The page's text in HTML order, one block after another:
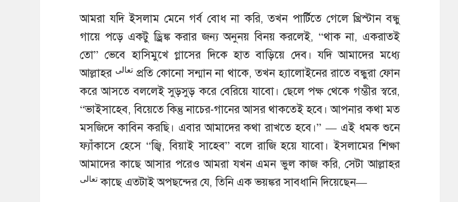
আমরা যদি ইসলাম মেনে গর্ব বোধ না করি, তখন পার্টিতে গেলে খ্রিস্টান বন্ধু
গায়ে পড়ে একটু ড্রিঙ্ক করার জন্য অনুনয় বিনয় করলেই, “থাক না, একরাতই
তো” ভেবে হাসিমুখে গ্লাসের দিকে হাত বাড়িয়ে দেব। যদি আমাদের মধ্যে
আল্লাহর تعالىপ্রতি কোনো সন্মান না থাকে, তখন হ্যালোইনের রাতে বন্ধুরা ফোন
করে আসতে বললেই সুড়সুড় করে বেরিয়ে যাবো। ছেলে পক্ষ থেকে গম্ভীর স্বরে,
“ভাইসাহেব, বিয়েতে কিন্তু নাচের-গানের আসর থাকতেই হবে। আপনার কথা মত
মসজিদে কাবিন করছি। এবার আমাদের কথা রাখতে হবে।” — এই ধমক শুনে
ফ্যাঁকাসে হেসে “জ্বি, বিয়াই সাহেব” বলে রাজি হয়ে যাবো। ইসলামের শিক্ষা
আমাদের কাছে আসার পরেও আমরা যখন এমন ভুল কাজ করি, সেটা আল্লাহর
تعالىকাছে এতটাই অপছন্দের যে, তিনি এক ভয়ঙ্কর সাবধানি দিয়েছেন—